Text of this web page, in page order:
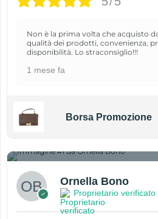
Non è la prima volta che acquisto
qualità dei prodotti, convenienza,
disponibilità. Lo straconsiglio!!!
1 mese fa
Borsa Promozione
Ornella Bono
Proprietario verificato